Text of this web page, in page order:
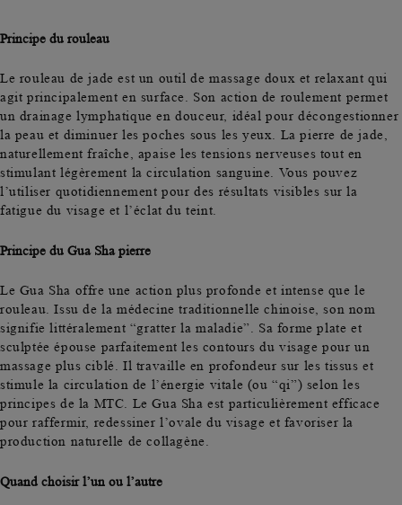
Principe du rouleau
Le rouleau de jade est un outil de massage doux et relaxant qui
agit principalement en surface. Son action de roulement permet
un drainage lymphatique en douceur, idéal pour décongestionner
la peau et diminuer les poches sous les yeux. La pierre de jade,
naturellement fraîche, apaise les tensions nerveuses tout en
stimulant légèrement la circulation sanguine. Vous pouvez
l’utiliser quotidiennement pour des résultats visibles sur la
fatigue du visage et l’éclat du teint.
Principe du Gua Sha pierre
Le Gua Sha offre une action plus profonde et intense que le
rouleau. Issu de la médecine traditionnelle chinoise, son nom
signifie littéralement “gratter la maladie”. Sa forme plate et
sculptée épouse parfaitement les contours du visage pour un
massage plus ciblé. Il travaille en profondeur sur les tissuset
stimule la circulation de l’énergie vitale (ou “qi”) selon les
principes de la MTC. Le Gua Sha est particulièrement efficace
pour raffermir, redessiner l’ovale du visage et favoriser la
production naturelle de collagène.
Quand choisir l’un ou l’autre